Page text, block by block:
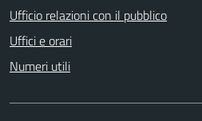
Ufficio relazioni con il pubblico
Uffici e orari
Numeri utili